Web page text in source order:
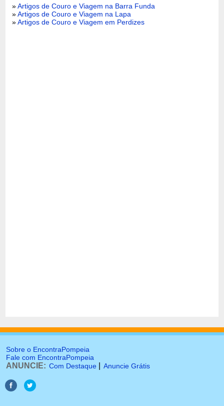
»Artigos de Couro e Viagem na Barra Funda
»Artigos de Couro e Viagem na Lapa
»Artigos de Couro e Viagem em Perdizes
Sobre o EncontraPompeia
Fale com EncontraPompeia
ANUNCIE: Com Destaque Anuncie Grátis